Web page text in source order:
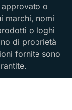
approvato o
marchi, nomi
o loghi
di proprietà
fornite sono